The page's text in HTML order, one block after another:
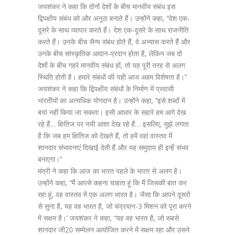
जयशंकर ने कहा कि दोनों देशों के बीच मानवीय संबंध इस
द्विपक्षीय संबंध को और अनूठा बनाते हैं। उन्होंने कहा, ‘‘देश एक-
दूसरे के साथ व्यापार करते हैं। देश एक-दूसरे के साथ राजनीति
करते हैं। उनके बीच सैन्य संबंध होते हैं, वे अभ्यास करते हैं और
उनके बीच सांस्कृतिक आदान-प्रदान होता है, लेकिन जब दो
देशों के बीच गहरे मानवीय संबंध हों, तो यह पूरी तरह से अलग
स्थिति होती है। हमारे संबंधों की यही आज अहम विशेषता है।’’
जयशंकर ने कहा कि द्विपक्षीय संबंधों के निर्माण में प्रवासी
भारतीयों का अत्यधिक योगदान है। उन्होंने कहा, ‘‘इसे शब्दों में
बयां नहीं किया जा सकता। इसी आधार के सहारे हम आगे देख
रहे हैं… क्षितिज पर नयी आशा देख रहे हैं… इसलिए, मुझे लगता
है कि जब हम क्षितिज को देखते हैं, तो हमें वहां वास्तव में
शानदार संभावनाएं दिखाई देती हैं और यह समुदाय ही इन्हें संभव
बनाएगा।’’
मंत्री ने कहा कि आज का भारत पहले के भारत से अलग है।
उन्होंने कहा, ‘‘मैं आपसे कहना चाहता हूं कि मैं जिसकी बात कर
रहा हूं, वह वास्तव में एक अलग भारत है। जैसा कि आपने दूसरों
से सुना है, यह वह भारत है, जो चंद्रयान-3 मिशन को पूरा करने
में सक्षम है।’ जयशंकर ने कहा, ‘‘यह वह भारत है, जो सबसे
शानदार जी20 सम्मेलन आयोजित करने में सक्षम रहा और उसने